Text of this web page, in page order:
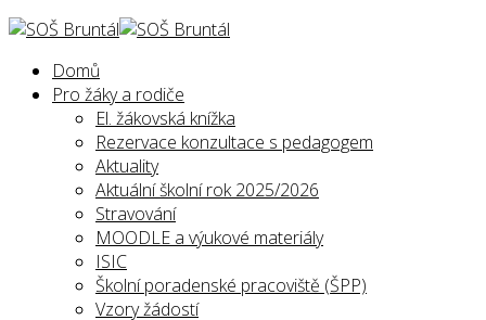
Domů
Pro žáky a rodiče
El. žákovská knížka
Rezervace konzultace s pedagogem
Aktuality
Aktuální školní rok 2025/2026
Stravování
MOODLE a výukové materiály
ISIC
Školní poradenské pracoviště (ŠPP)
Vzory žádostí